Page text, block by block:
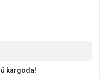
kargoda!